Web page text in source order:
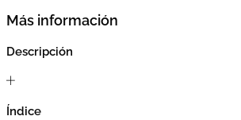
Más información
Descripción
Índice